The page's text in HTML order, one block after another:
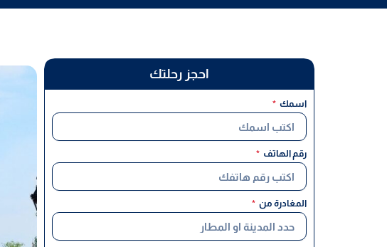
احجز رحلتك
اسمك
رقم الهاتف
المغادرة من